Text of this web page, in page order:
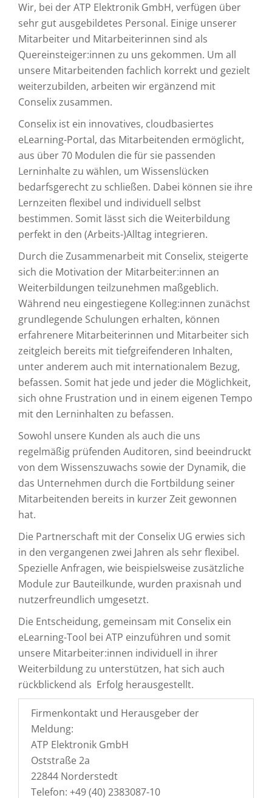
Wir, bei der ATP Elektronik GmbH, verfügen über
sehr gut ausgebildetes Personal. Einige unserer
Mitarbeiter und Mitarbeiterinnen sind als
Quereinsteiger:innen zu uns gekommen. Um all
unsere Mitarbeitenden fachlich korrekt und gezielt
weiterzubilden, arbeiten wir ergänzend mit
Conselix zusammen.
Conselix ist ein innovatives, cloudbasiertes
eLearning-Portal, das Mitarbeitenden ermöglicht,
aus über 70 Modulen die für sie passenden
Lerninhalte zu wählen, um Wissenslücken
bedarfsgerecht zu schließen. Dabei können sie ihre
Lernzeiten flexibel und individuell selbst
bestimmen. Somit lässt sich die Weiterbildung
perfekt in den (Arbeits-)Alltag integrieren.
Durch die Zusammenarbeit mit Conselix, steigerte
sich die Motivation der Mitarbeiter:innen an
Weiterbildungen teilzunehmen maßgeblich.
Während neu eingestiegene Kolleg:innen zunächst
grundlegende Schulungen erhalten, können
erfahrenere Mitarbeiterinnen und Mitarbeiter sich
zeitgleich bereits mit tiefgreifenderen Inhalten,
unter anderem auch mit internationalem Bezug,
befassen. Somit hat jede und jeder die Möglichkeit,
sich ohne Frustration und in einem eigenen Tempo
mit den Lerninhalten zu befassen.
Sowohl unsere Kunden als auch die uns
regelmäßig prüfenden Auditoren, sind beeindruckt
von dem Wissenszuwachs sowie der Dynamik, die
das Unternehmen durch die Fortbildung seiner
Mitarbeitenden bereits in kurzer Zeit gewonnen
hat.
Die Partnerschaft mit der Conselix UG erwies sich
in den vergangenen zwei Jahren als sehr flexibel.
Spezielle Anfragen, wie beispielsweise zusätzliche
Module zur Bauteilkunde, wurden praxisnah und
nutzerfreundlich umgesetzt.
Die Entscheidung, gemeinsam mit Conselix ein
eLearning-Tool bei ATP einzuführen und somit
unsere Mitarbeiter:innen individuell in ihrer
Weiterbildung zu unterstützen, hat sich auch
rückblickend als Erfolg herausgestellt.
Firmenkontakt und Herausgeber der
Meldung:
ATP Elektronik GmbH
Oststraße 2a
22844 Norderstedt
Telefon: +49 (40) 2383087-10